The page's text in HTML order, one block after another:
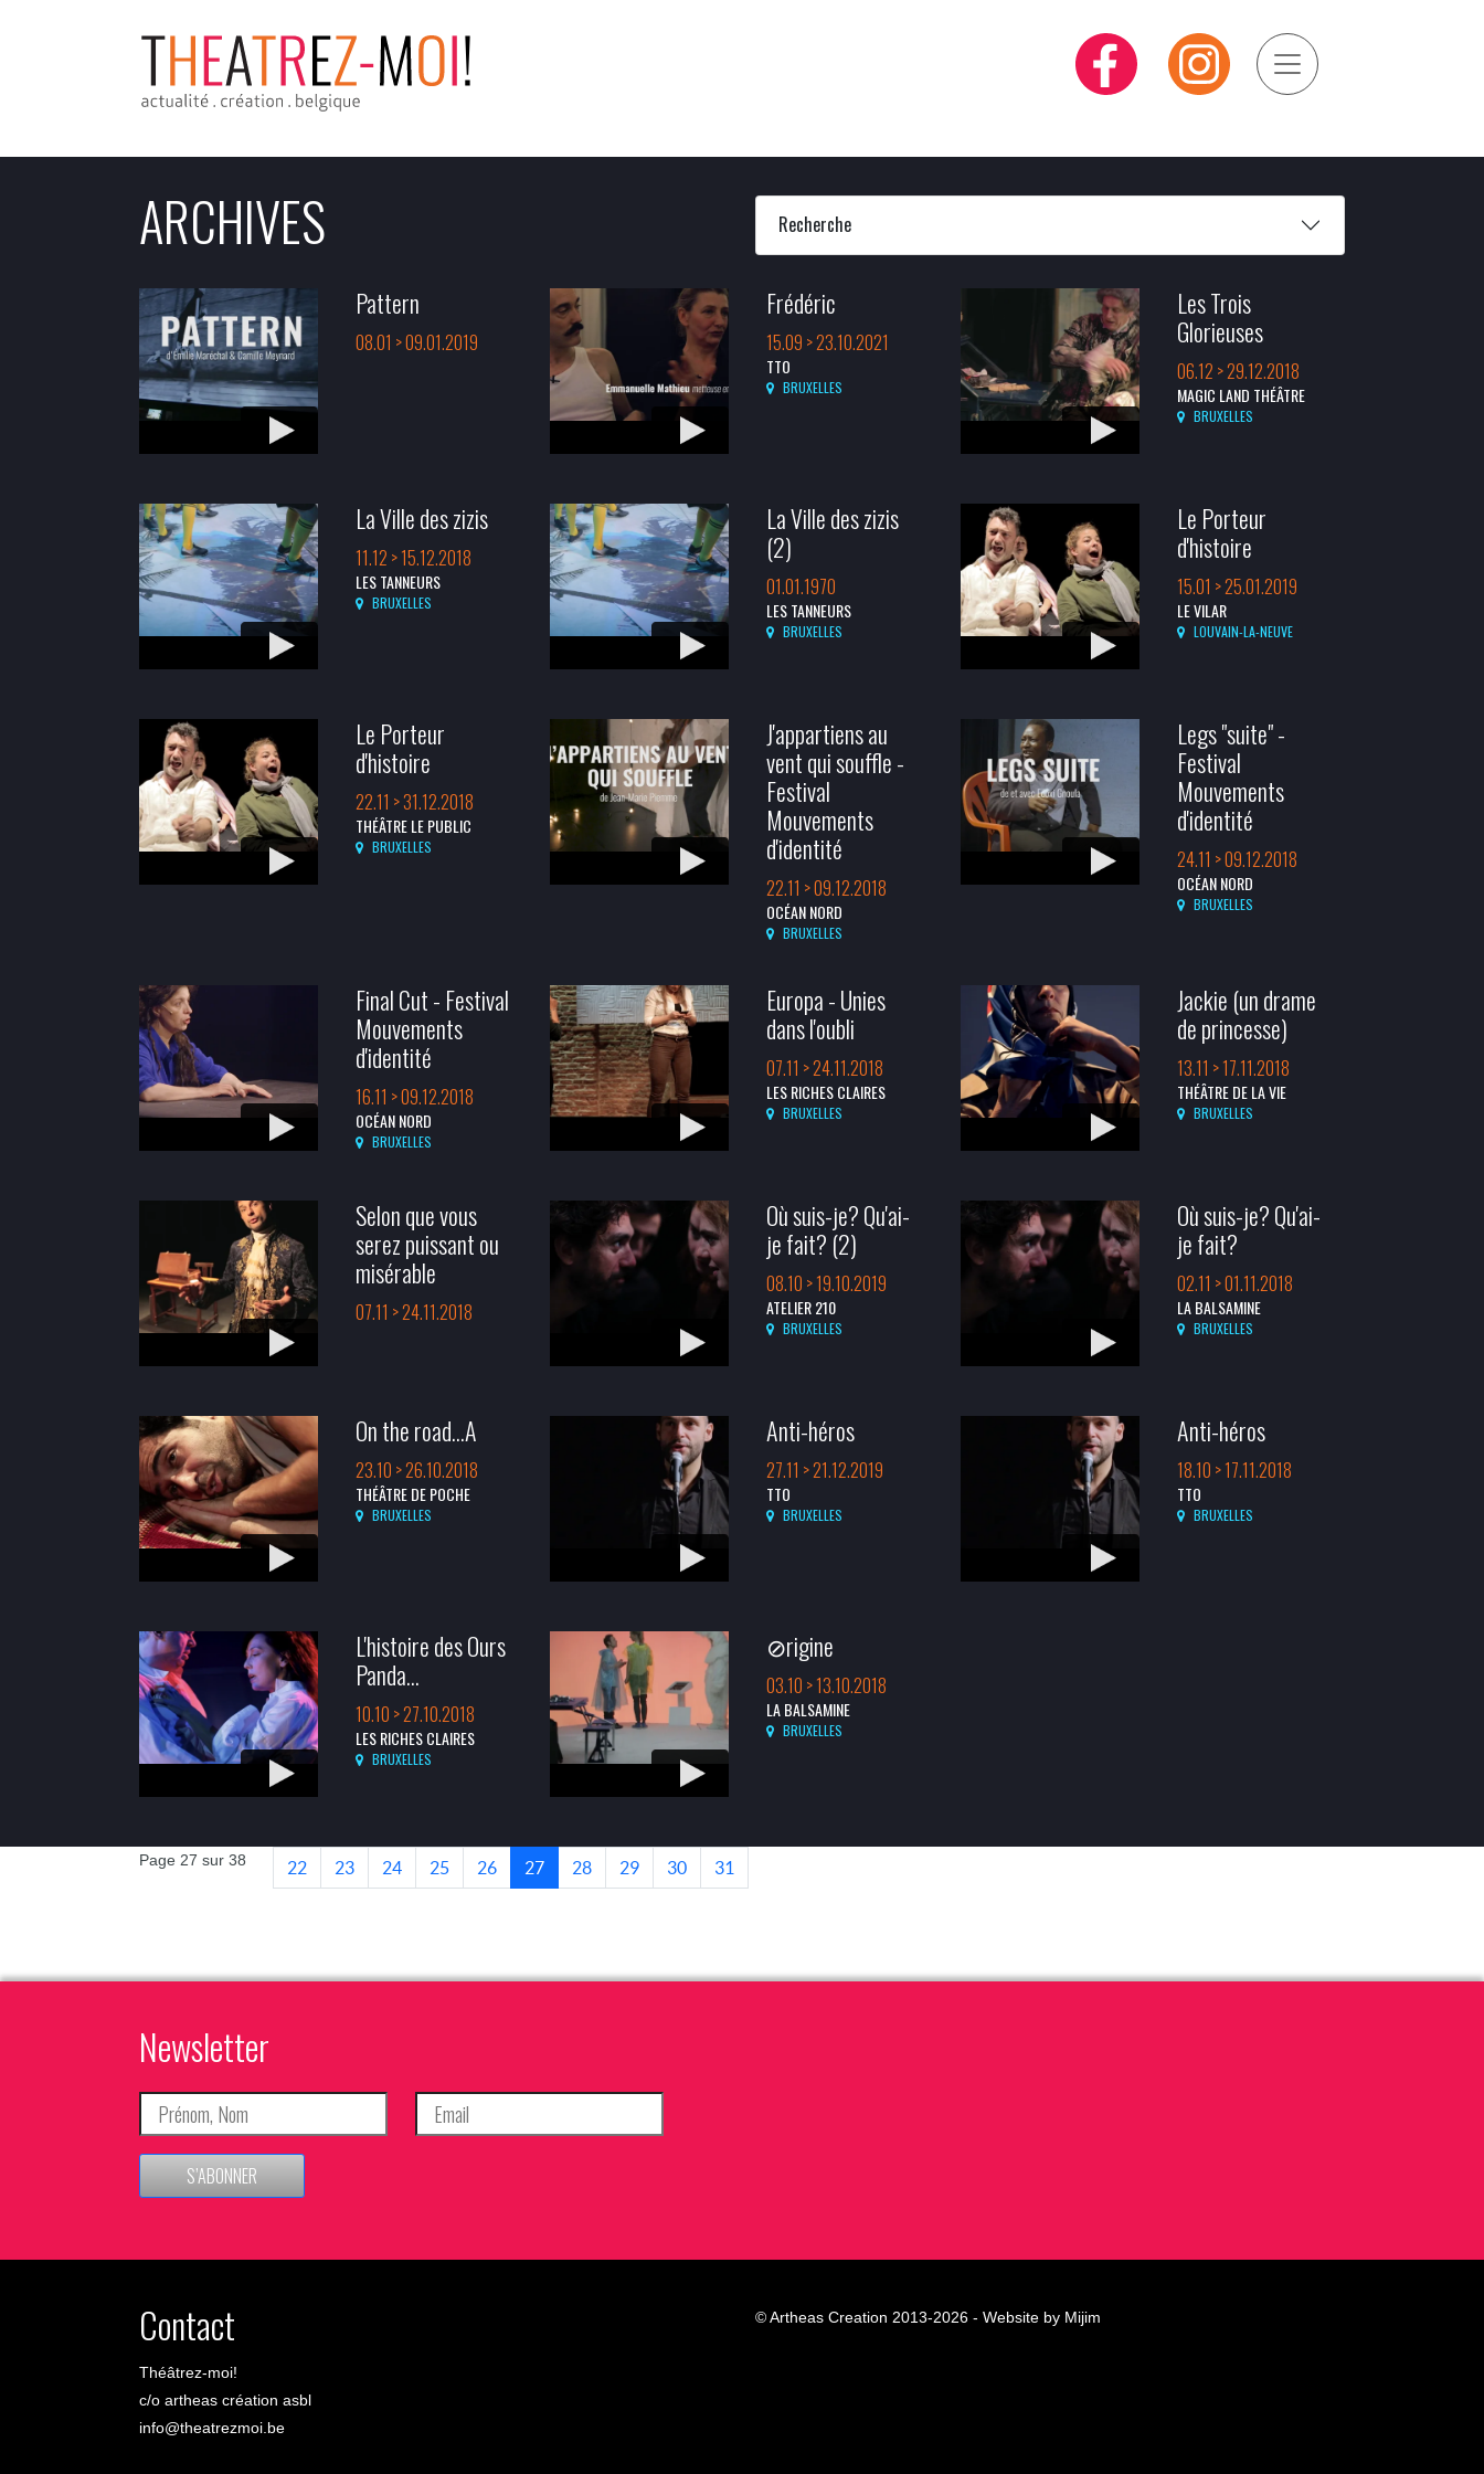
ARCHIVES Recherche
Pattern
08.01 > 09.01.2019
Frédéric
15.09 > 23.10.2021
TTO
BRUXELLES
Les Trois
Glorieuses
06.12 > 29.12.2018
MAGIC LAND THÉÂTRE
BRUXELLES
La Ville des zizis
11.12 > 15.12.2018
LES TANNEURS
BRUXELLES
La Ville des zizis
(2)
01.01.1970
LES TANNEURS
BRUXELLES
Le Porteur
d'histoire
15.01 > 25.01.2019
LE VILAR
LOUVAIN-LA-NEUVE
Le Porteur
d'histoire
22.11 > 31.12.2018
THÉÂTRE LE PUBLIC
BRUXELLES
J'appartiens au
vent qui souffle -
Festival
Mouvements
d'identité
22.11 > 09.12.2018
OCÉAN NORD
BRUXELLES
Legs "suite" -
Festival
Mouvements
d'identité
24.11 > 09.12.2018
OCÉAN NORD
BRUXELLES
Final Cut - Festival
Mouvements
d'identité
16.11 > 09.12.2018
OCÉAN NORD
BRUXELLES
Europa - Unies
dans l'oubli
07.11 > 24.11.2018
LES RICHES CLAIRES
BRUXELLES
Jackie (un drame
de princesse)
13.11 > 17.11.2018
THÉÂTRE DE LA VIE
BRUXELLES
Selon que vous
serez puissant ou
misérable
07.11 > 24.11.2018
Où suis-je? Qu'ai-
je fait? (2)
08.10 > 19.10.2019
ATELIER 210
BRUXELLES
Où suis-je? Qu'ai-
je fait?
02.11 > 01.11.2018
LA BALSAMINE
BRUXELLES
On the road...A
23.10 > 26.10.2018
THÉÂTRE DE POCHE
BRUXELLES
Anti-héros
27.11 > 21.12.2019
TTO
BRUXELLES
Anti-héros
18.10 > 17.11.2018
TTO
BRUXELLES
L'histoire des Ours
Panda...
10.10 > 27.10.2018
LES RICHES CLAIRES
BRUXELLES
⊘rigine
03.10 > 13.10.2018
LA BALSAMINE
BRUXELLES
Page 27 sur 38 22 23 24 25 26 27 28 29 30 31
Newsletter
S’ABONNER
Contact
Théâtrez-moi!
c/o artheas création asbl
info@theatrezmoi.be
© Artheas Creation 2013-2026 - Website by Mijim